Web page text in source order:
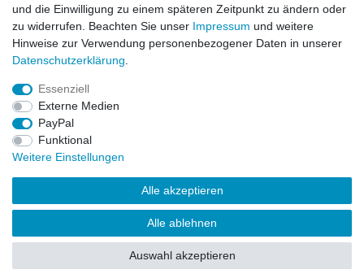
📞 Kostenlose Beratung per Telefon &
WhatsApp
Impressum
Barrierefreiheitserklärung
VERTRAG WIDERRUFEN Kontakt
und die Einwilligung zu einem späteren Zeitpunkt zu ändern oder
zu widerrufen. Beachten Sie unser Impressum und weitere
Hinweise zur Verwendung personenbezogener Daten in unserer
Daten­schutz­erklärung
Essenziell
Externe Medien
PayPal
Funktional
Weitere Einstellungen
Alle akzeptieren
Alle ablehnen
Auswahl akzeptieren